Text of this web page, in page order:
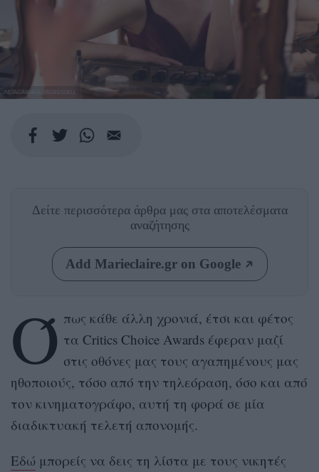
INSTAGRAM/GEORGIEEISDELL
Δείτε περισσότερα άρθρα μας στα αποτελέσματα
αναζήτησης
Add Marieclaire.gr on Google
Ό πως κάθε άλλη χρονιά, έτσι και φέτος
τα Critics Choice Awards έφεραν μαζί
στις οθόνες μας τους αγαπημένους μας
ηθοποιούς, τόσο από την τηλεόραση, όσο και από
τον κινηματογράφο, αυτή τη φορά σε μία
διαδικτυακή τελετή απονομής.
Εδώ μπορείς να δεις τη λίστα με τους νικητές